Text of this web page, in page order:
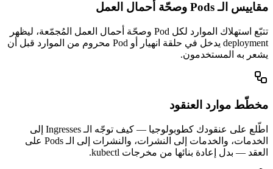
مقاييس الـ Pods وصحّة أحمال العمل
تتبّع استهلاك الموارد لكل Pod وصحّة أحمال العمل المُجمّعة، ليظهر
deployment يدخل في حلقة انهيار أو Pod محروم من الموارد قبل أن
يشعر به المستخدمون.
مخطّط موارد العنقود
اطّلع على عنقودك كطوبولوجيا — كيف توجّه الـ Ingresses إلى
الخدمات، والخدمات إلى النشرات، والنشرات إلى الـ Pods على
العقد — بدل إعادة بنائها من مخرجات kubectl.